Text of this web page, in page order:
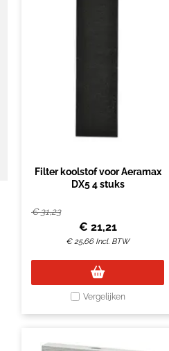
Filter koolstof voor Aeramax
DX5 4 stuks
€31,23
€ 21,21
€25,66 Incl. BTW
Vergelijken